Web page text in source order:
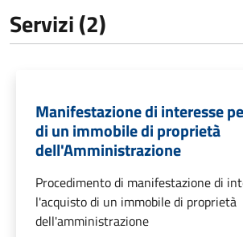
Servizi (2)
Manifestazione di interesse
di un immobile di proprietà
dell'Amministrazione
Procedimento di manifestazione di
l'acquisto di un immobile di proprietà
dell'amministrazione